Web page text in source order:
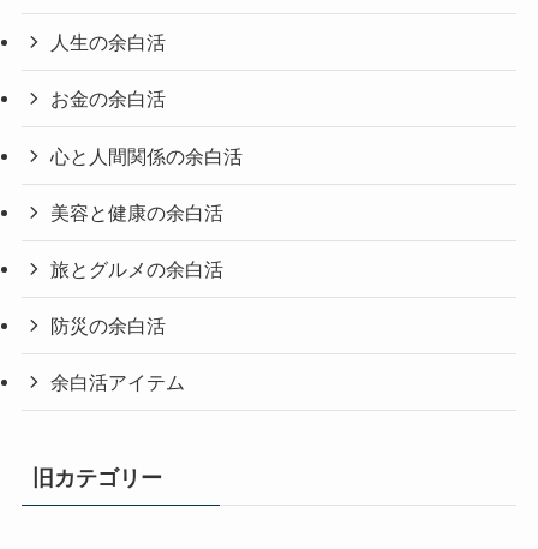
人生の余白活
お金の余白活
心と人間関係の余白活
美容と健康の余白活
旅とグルメの余白活
防災の余白活
余白活アイテム
旧カテゴリー